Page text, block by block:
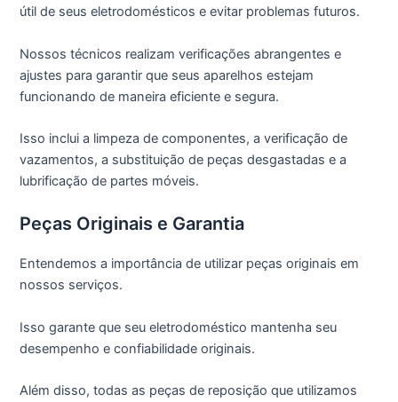
útil de seus eletrodomésticos e evitar problemas futuros.
Nossos técnicos realizam verificações abrangentes e
ajustes para garantir que seus aparelhos estejam
funcionando de maneira eficiente e segura.
Isso inclui a limpeza de componentes, a verificação de
vazamentos, a substituição de peças desgastadas e a
lubrificação de partes móveis.
Peças Originais e Garantia
Entendemos a importância de utilizar peças originais em
nossos serviços.
Isso garante que seu eletrodoméstico mantenha seu
desempenho e confiabilidade originais.
Além disso, todas as peças de reposição que utilizamos